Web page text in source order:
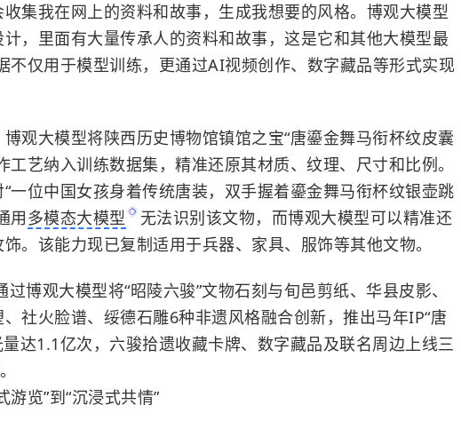
集我在网上的资料和故事，生成我想要的风格。博观大模型
，里面有大量传承人的资料和故事，这是它和其他大模型最
不仅用于模型训练，更通过AI视频创作、数字藏品等形式实现
观大模型将陕西历史博物馆镇馆之宝“唐鎏金舞马衔杯纹皮囊
工艺纳入训练数据集，精准还原其材质、纹理、尺寸和比例。
一位中国女孩身着传统唐装，双手握着鎏金舞马衔杯纹银壶跳
用多模态大模型
无法识别该文物，而博观大模型可以精准还
。该能力现已复制适用于兵器、家具、服饰等其他文物。
博观大模型将“昭陵六骏”文物石刻与旬邑剪纸、华县皮影、
社火脸谱、绥德石雕6种非遗风格融合创新，推出马年IP“唐
达1.1亿次，六骏拾遗收藏卡牌、数字藏品及联名周边上线三
游览”到“沉浸式共情”